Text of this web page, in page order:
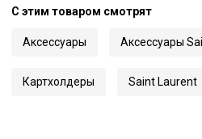
С этим товаром смотрят
Аксессуары Аксессуары
Картхолдеры Saint Laurent